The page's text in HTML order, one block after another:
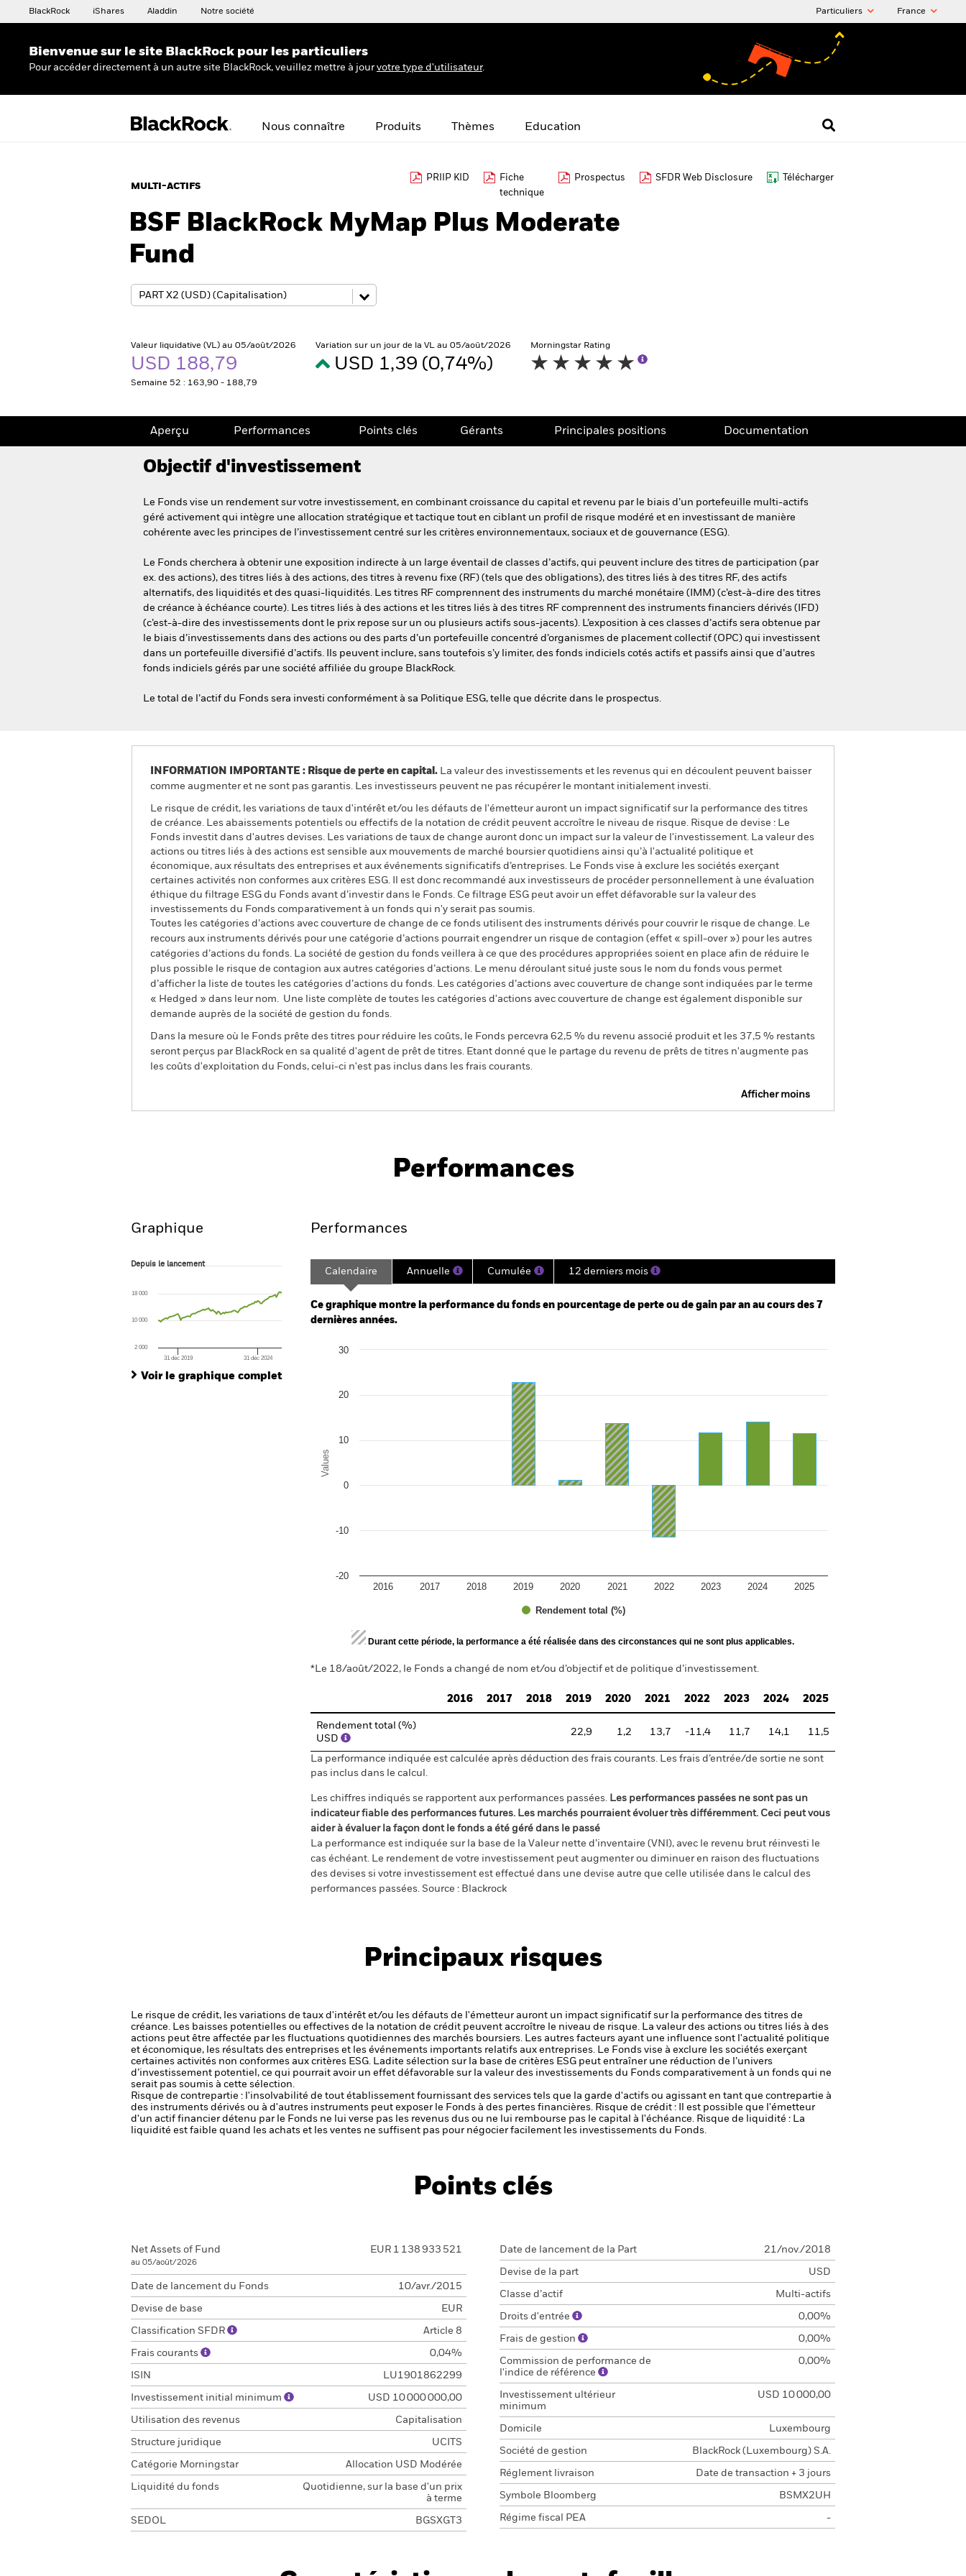
BlackRock iShares Aladdin Notre société Particuliers France
Bienvenue sur le site BlackRock pour les particuliers
Pour accéder directement à un autre site BlackRock, veuillez mettre à jour votre type d'utilisateur.
Nous connaître Produits Thèmes Education
MULTI-ACTIFS
PRIIP KID
Fiche
technique
Prospectus SFDR Web Disclosure Télécharger
BSF BlackRock MyMap Plus Moderate
Fund
Valeur liquidative (VL) au 05/août/2026
USD 188,79
Semaine 52 : 163,90 - 188,79
Variation sur un jour de la VL au 05/août/2026
USD 1,39 (0,74%)
Morningstar Rating
Aperçu Performances Points clés Gérants Principales positions Documentation
Objectif d'investissement
Le Fonds vise un rendement sur votre investissement, en combinant croissance du capital et revenu par le biais d’un portefeuille multi-actifs
géré activement qui intègre une allocation stratégique et tactique tout en ciblant un profil de risque modéré et en investissant de manière
cohérente avec les principes de l’investissement centré sur les critères environnementaux, sociaux et de gouvernance (ESG).
Le Fonds cherchera à obtenir une exposition indirecte à un large éventail de classes d’actifs, qui peuvent inclure des titres de participation (par
ex. des actions), des titres liés à des actions, des titres à revenu fixe (RF) (tels que des obligations), des titres liés à des titres RF, des actifs
alternatifs, des liquidités et des quasi-liquidités. Les titres RF comprennent des instruments du marché monétaire (IMM) (c’est-à-dire des titres
de créance à échéance courte). Les titres liés à des actions et les titres liés à des titres RF comprennent des instruments financiers dérivés (IFD)
(c’est-à-dire des investissements dont le prix repose sur un ou plusieurs actifs sous-jacents). L’exposition à ces classes d’actifs sera obtenue par
le biais d’investissements dans des actions ou des parts d’un portefeuille concentré d’organismes de placement collectif (OPC) qui investissent
dans un portefeuille diversifié d’actifs. Ils peuvent inclure, sans toutefois s’y limiter, des fonds indiciels cotés actifs et passifs ainsi que d’autres
fonds indiciels gérés par une société affiliée du groupe BlackRock.
Le total de l’actif du Fonds sera investi conformément à sa Politique ESG, telle que décrite dans le prospectus.
INFORMATION IMPORTANTE : Risque de perte en capital. La valeur des investissements et les revenus qui en découlent peuvent baisser
comme augmenter et ne sont pas garantis. Les investisseurs peuvent ne pas récupérer le montant initialement investi.
Le risque de crédit, les variations de taux d'intérêt et/ou les défauts de l'émetteur auront un impact significatif sur la performance des titres
de créance. Les abaissements potentiels ou effectifs de la notation de crédit peuvent accroître le niveau de risque. Risque de devise : Le
Fonds investit dans d'autres devises. Les variations de taux de change auront donc un impact sur la valeur de l'investissement. La valeur des
actions ou titres liés à des actions est sensible aux mouvements de marché boursier quotidiens ainsi qu’à l'actualité politique et
économique, aux résultats des entreprises et aux événements significatifs d’entreprises. Le Fonds vise à exclure les sociétés exerçant
certaines activités non conformes aux critères ESG. Il est donc recommandé aux investisseurs de procéder personnellement à une évaluation
éthique du filtrage ESG du Fonds avant d’investir dans le Fonds. Ce filtrage ESG peut avoir un effet défavorable sur la valeur des
investissements du Fonds comparativement à un fonds qui n'y serait pas soumis.
Toutes les catégories d’actions avec couverture de change de ce fonds utilisent des instruments dérivés pour couvrir le risque de change. Le
recours aux instruments dérivés pour une catégorie d’actions pourrait engendrer un risque de contagion (effet « spill-over ») pour les autres
catégories d’actions du fonds. La société de gestion du fonds veillera à ce que des procédures appropriées soient en place afin de réduire le
plus possible le risque de contagion aux autres catégories d’actions. Le menu déroulant situé juste sous le nom du fonds vous permet
d’afficher la liste de toutes les catégories d’actions du fonds. Les catégories d’actions avec couverture de change sont indiquées par le terme
« Hedged » dans leur nom. Une liste complète de toutes les catégories d'actions avec couverture de change est également disponible sur
demande auprès de la société de gestion du fonds.
Dans la mesure où le Fonds prête des titres pour réduire les coûts, le Fonds percevra 62,5 % du revenu associé produit et les 37,5 % restants
seront perçus par BlackRock en sa qualité d'agent de prêt de titres. Etant donné que le partage du revenu de prêts de titres n'augmente pas
les coûts d'exploitation du Fonds, celui-ci n'est pas inclus dans les frais courants.
Afficher moins
Performances
Graphique
Depuis le lancement
The chart has 1 X axis displaying Time. Range: 2018-10-01 00:00:00 to 2026-07-31 00:00:00.
The chart has 1 Y axis displaying values. Range: -80 to 160.
Depuis le lancement
31 déc 2019 31 déc 2024
2 000
10 000
18 000
Voir le graphique complet
Performances
Calendaire Annuelle Cumulée 12 derniers mois
Ce graphique montre la performance du fonds en pourcentage de perte ou de gain par an au cours des 7
dernières années.
Bar chart with 10 bars.
Values
Rendement total (%)
2016 2017 2018 2019 2020 2021 2022 2023 2024 2025
-20
-10
0
10
20
30
End of interactive chart.
Durant cette période, la performance a été réalisée dans des circonstances qui ne sont plus applicables.
*Le 18/août/2022, le Fonds a changé de nom et/ou d’objectif et de politique d’investissement.
2016 2017 2018 2019 2020 2021 2022 2023 2024 2025
Rendement total (%)
USD
22,9 1,2 13,7 -11,4 11,7 14,1 11,5
La performance indiquée est calculée après déduction des frais courants. Les frais d’entrée/de sortie ne sont
pas inclus dans le calcul.
Les chiffres indiqués se rapportent aux performances passées. Les performances passées ne sont pas un
indicateur fiable des performances futures. Les marchés pourraient évoluer très différemment. Ceci peut vous
aider à évaluer la façon dont le fonds a été géré dans le passé
La performance est indiquée sur la base de la Valeur nette d’inventaire (VNI), avec le revenu brut réinvesti le
cas échéant. Le rendement de votre investissement peut augmenter ou diminuer en raison des fluctuations
des devises si votre investissement est effectué dans une devise autre que celle utilisée dans le calcul des
performances passées. Source : Blackrock
Principaux risques
Le risque de crédit, les variations de taux d'intérêt et/ou les défauts de l'émetteur auront un impact significatif sur la performance des titres de
créance. Les baisses potentielles ou effectives de la notation de crédit peuvent accroître le niveau de risque. La valeur des actions ou titres liés à des
actions peut être affectée par les fluctuations quotidiennes des marchés boursiers. Les autres facteurs ayant une influence sont l'actualité politique
et économique, les résultats des entreprises et les événements importants relatifs aux entreprises. Le Fonds vise à exclure les sociétés exerçant
certaines activités non conformes aux critères ESG. Ladite sélection sur la base de critères ESG peut entraîner une réduction de l’univers
d’investissement potentiel, ce qui pourrait avoir un effet défavorable sur la valeur des investissements du Fonds comparativement à un fonds qui ne
serait pas soumis à cette sélection.
Risque de contrepartie : l'insolvabilité de tout établissement fournissant des services tels que la garde d'actifs ou agissant en tant que contrepartie à
des instruments dérivés ou à d'autres instruments peut exposer le Fonds à des pertes financières. Risque de crédit : Il est possible que l'émetteur
d'un actif financier détenu par le Fonds ne lui verse pas les revenus dus ou ne lui rembourse pas le capital à l'échéance. Risque de liquidité : La
liquidité est faible quand les achats et les ventes ne suffisent pas pour négocier facilement les investissements du Fonds.
Points clés
Net Assets of Fund
au 05/août/2026
EUR 1 138 933 521
Date de lancement du Fonds 10/avr./2015
Devise de base EUR
Classification SFDR Article 8
Frais courants 0,04%
ISIN LU1901862299
Investissement initial minimum USD 10 000 000,00
Utilisation des revenus Capitalisation
Structure juridique UCITS
Catégorie Morningstar Allocation USD Modérée
Liquidité du fonds
Quotidienne, sur la base d'un prix
à terme
SEDOL BGSXGT3
Date de lancement de la Part 21/nov./2018
Devise de la part USD
Classe d’actif Multi-actifs
Droits d'entrée 0,00%
Frais de gestion 0,00%
Commission de performance de
l'indice de référence
0,00%
Investissement ultérieur
minimum
USD 10 000,00
Domicile Luxembourg
Société de gestion BlackRock (Luxembourg) S.A.
Réglement livraison Date de transaction + 3 jours
Symbole Bloomberg BSMX2UH
Régime fiscal PEA -